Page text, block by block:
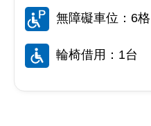
無障礙車位：6格
輪椅借用：1台